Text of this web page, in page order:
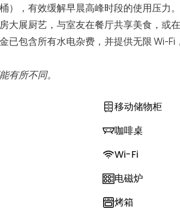
），有效缓解早晨高峰时段的使用压力。
大展厨艺，与室友在餐厅共享美食，或
已包含所有水电杂费，并提供无限 Wi-
有所不同。
移动储物柜
咖啡桌
Wi-Fi
电磁炉
烤箱